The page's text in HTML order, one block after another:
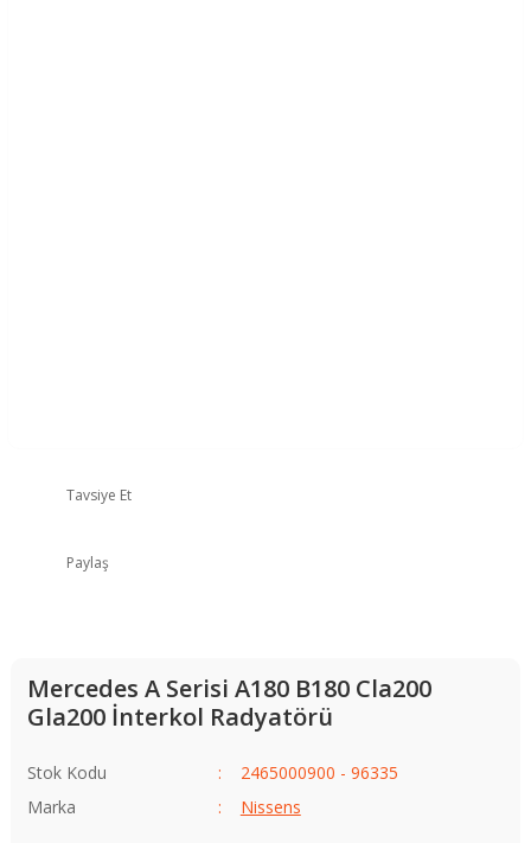
Tavsiye Et
Paylaş
Mercedes A Serisi A180 B180 Cla200
Gla200 İnterkol Radyatörü
Stok Kodu
2465000900 - 96335
Marka
Nissens